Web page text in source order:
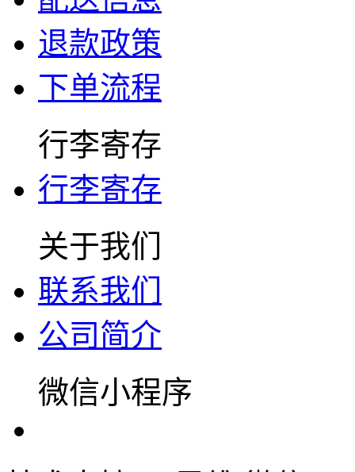
退款政策
下单流程
行李寄存
行李寄存
关于我们
联系我们
公司简介
微信小程序